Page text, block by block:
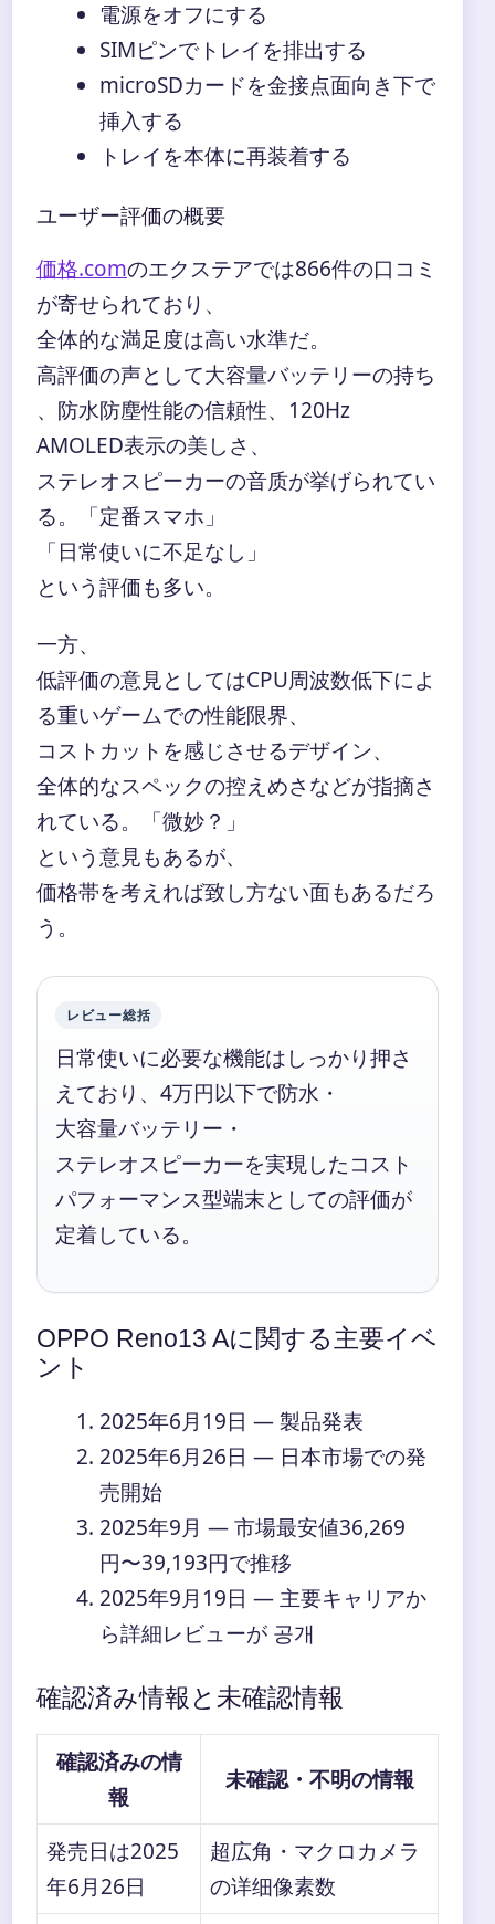
電源をオフにする
SIMピンでトレイを排出する
microSDカードを金接点面向き下で
挿入する
トレイを本体に再装着する
ユーザー評価の概要
価格.comのエクステアでは866件の口コミ
が寄せられており、
全体的な満足度は高い水準だ。
高評価の声として大容量バッテリーの持ち
、防水防塵性能の信頼性、120Hz
AMOLED表示の美しさ、
ステレオスピーカーの音质が挙げられてい
る。「定番スマホ」
「日常使いに不足なし」
という評価も多い。
一方、
低評価の意見としてはCPU周波数低下によ
る重いゲームでの性能限界、
コストカットを感じさせるデザイン、
全体的なスペックの控えめさなどが指摘さ
れている。「微妙？」
という意見もあるが、
価格帯を考えれば致し方ない面もあるだろ
う。
レビュー総括
日常使いに必要な機能はしっかり押さ
えており、4万円以下で防水・
大容量バッテリー・
ステレオスピーカーを実現したコスト
パフォーマンス型端末としての評価が
定着している。
OPPO Reno13 Aに関する主要イベ
ント
2025年6月19日 — 製品発表
2025年6月26日 — 日本市場での発
売開始
2025年9月 — 市場最安値36,269
円〜39,193円で推移
2025年9月19日 — 主要キャリアか
ら詳細レビューが 공개
確認済み情報と未確認情報
確認済みの情
報
未確認・不明の情報
発売日は2025
年6月26日
超広角・マクロカメラ
の详细像素数